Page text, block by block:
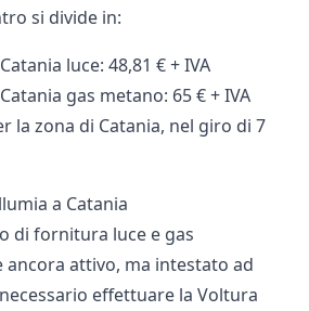
si divide in:
luce: 48,81 € + IVA
gas metano: 65 € + IVA
la zona di Catania, nel giro di 7
a Catania
di fornitura luce e gas
ancora attivo, ma intestato ad
effettuare la Voltura